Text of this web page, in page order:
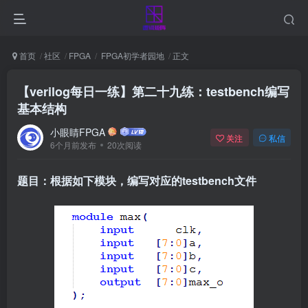
首页 社区 FPGA FPGA初学者园地 正文
【verilog每日一练】第二十九练：testbench编写
基本结构
小眼睛FPGA
6个月前发布 20次阅读
关注 私信
题目：根据如下模块，编写对应的testbench文件